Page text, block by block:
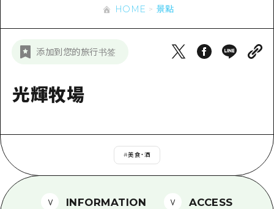
夜晚生活
標準
治癒
宮島周邊
短途旅行
一日遊
1晚2天
2晚3天
東山口
超值遊覽門票
廣島免費 Wi-Fi
新聞
HOME 景點
添加到您的旅行书签
光輝牧場
#美食・酒
INFORMATION ACCESS